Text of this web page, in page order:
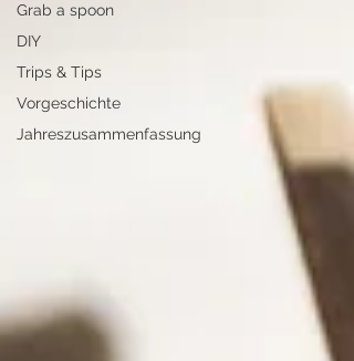
Grab a spoon
DIY
Trips & Tips
Vorgeschichte
Jahreszusammenfassung